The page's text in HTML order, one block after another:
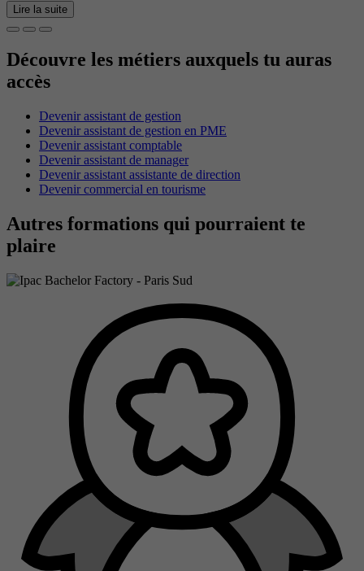
Lire la suite
Découvre les métiers auxquels tu auras
accès
Devenir assistant de gestion
Devenir assistant de gestion en PME
Devenir assistant comptable
Devenir assistant de manager
Devenir assistant assistante de direction
Devenir commercial en tourisme
Autres formations qui pourraient te
plaire